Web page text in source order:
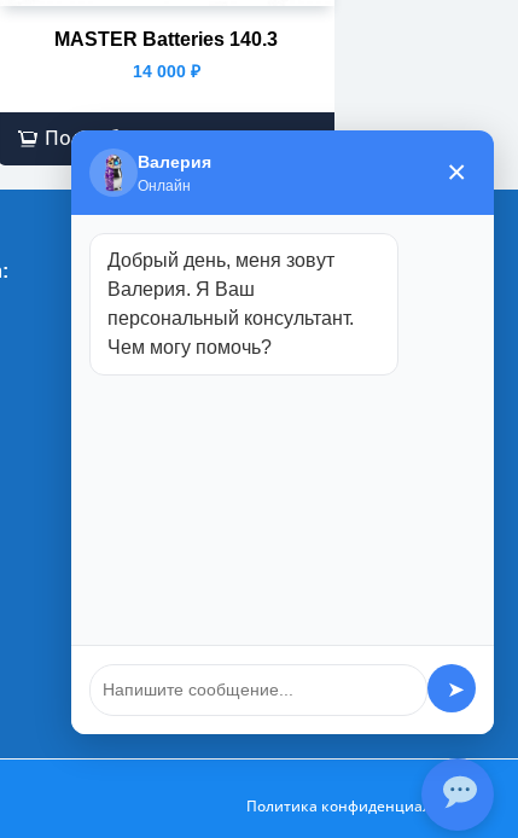
MASTER Batteries 140.3
14 000 ₽
Подробнее
Магазины:
г. Белгород
ул. Студенческая, 1П
Политика конфиденциальности
Валерия
Онлайн ×
Добрый день, меня зовут
Валерия. Я Ваш
персональный консультант.
Чем могу помочь?
➤